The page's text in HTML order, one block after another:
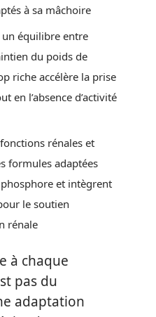
à sa mâchoire
équilibre entre
du poids de
riche accélère la prise
en l’absence d’activité
rénales et
formules adaptées
et intègrent
le soutien
rénale
à chaque
pas du
adaptation